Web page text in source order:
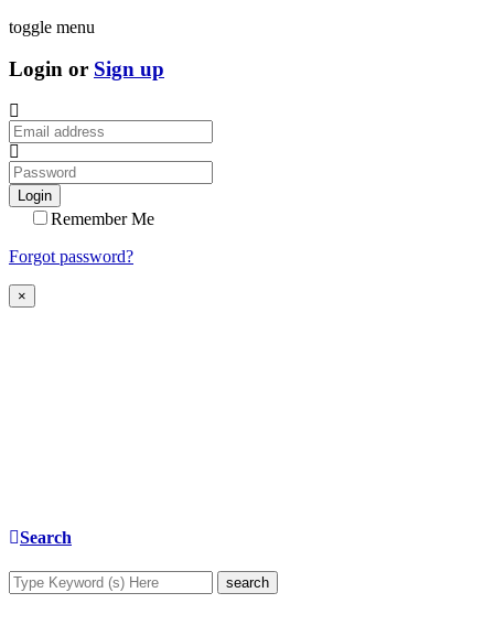
toggle menu
Login or Sign up
Login
Remember Me
Forgot password?
×
Search
search